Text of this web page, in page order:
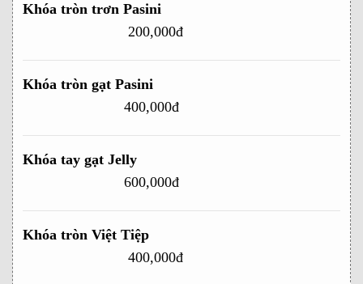
Khóa tròn trơn Pasini
200,000đ
Khóa tròn gạt Pasini
400,000đ
Khóa tay gạt Jelly
600,000đ
Khóa tròn Việt Tiệp
400,000đ